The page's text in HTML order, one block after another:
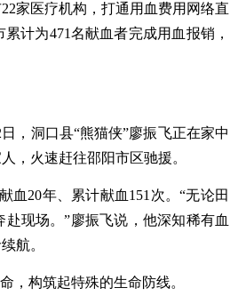
家医疗机构，打通用血费用网络直
计为471名献血者完成用血报销，
，洞口县“熊猫侠”廖振飞正在家中
，火速赶往邵阳市区驰援。
血20年、累计献血151次。“无论田
现场。”廖振飞说，他深知稀有血
航。
，构筑起特殊的生命防线。